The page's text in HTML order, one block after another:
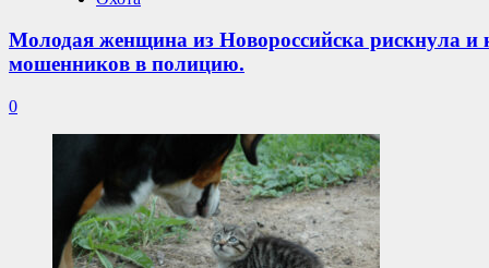
Молодая женщина из Новороссийска рискнула и
мошенников в полицию.
0